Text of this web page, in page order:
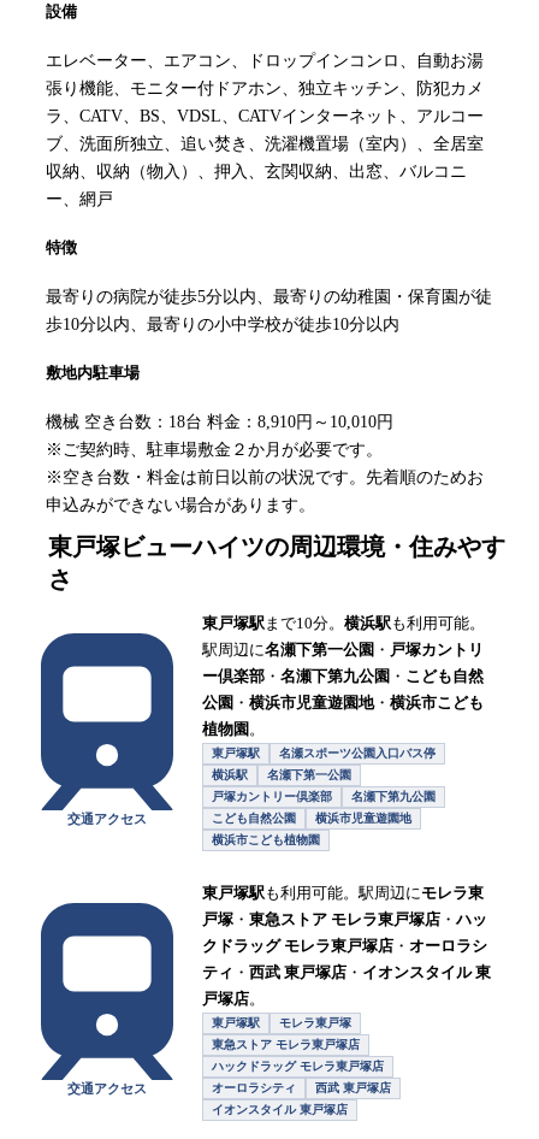
設備
エレベーター、エアコン、ドロップインコンロ、自動お湯
張り機能、モニター付ドアホン、独立キッチン、防犯カメ
ラ、CATV、BS、VDSL、CATVインターネット、アルコー
ブ、洗面所独立、追い焚き、洗濯機置場（室内）、全居室
収納、収納（物入）、押入、玄関収納、出窓、バルコニ
ー、網戸
特徴
最寄りの病院が徒歩5分以内、最寄りの幼稚園・保育園が徒
歩10分以内、最寄りの小中学校が徒歩10分以内
敷地内駐車場
機械 空き台数：18台 料金：8,910円～10,010円
※ご契約時、駐車場敷金２か月が必要です。
※空き台数・料金は前日以前の状況です。先着順のためお
申込みができない場合があります。
東戸塚ビューハイツの周辺環境・住みやす
さ
交通アクセス
東戸塚駅 まで10分。 横浜駅も利用可能。
駅周辺に名瀬下第一公園 ・ 戸塚カントリ
ー倶楽部 ・ 名瀬下第九公園 ・ こども自然
公園 ・ 横浜市児童遊園地・ 横浜市こども
植物園 。
東戸塚駅
名瀬スポーツ公園入口バス停
横浜駅
名瀬下第一公園
戸塚カントリー倶楽部
名瀬下第九公園
こども自然公園
横浜市児童遊園地
横浜市こども植物園
交通アクセス
東戸塚駅も利用可能。駅周辺にモレラ東
戸塚 ・ 東急ストア モレラ東戸塚店 ・ ハッ
クドラッグ モレラ東戸塚店 ・ オーロラシ
ティ ・ 西武 東戸塚店 ・ イオンスタイル 東
戸塚店。
東戸塚駅
モレラ東戸塚
東急ストア モレラ東戸塚店
ハックドラッグ モレラ東戸塚店
オーロラシティ
西武 東戸塚店
イオンスタイル 東戸塚店